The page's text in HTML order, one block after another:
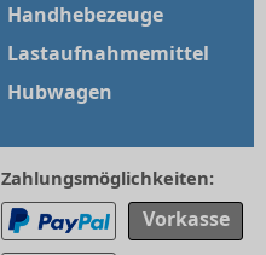
Handhebezeuge
Lastaufnahmemittel
Hubwagen
Zahlungsmöglichkeiten:
Vorkasse